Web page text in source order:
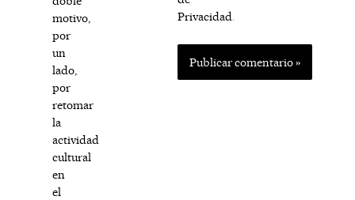
motivo,
por
un
lado,
por
retomar
la
actividad
cultural
en
el
Privacidad